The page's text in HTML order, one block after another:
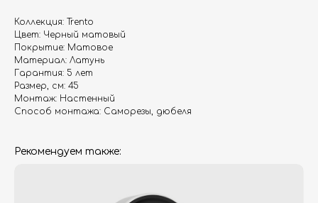
Коллекция: Trento
Цвет: Черный матовый
Покрытие: Матовое
Материал: Латунь
Гарантия: 5 лет
Размер, см: 45
Монтаж: Настенный
Способ монтажа: Саморезы, дюбеля
Рекомендуем также: